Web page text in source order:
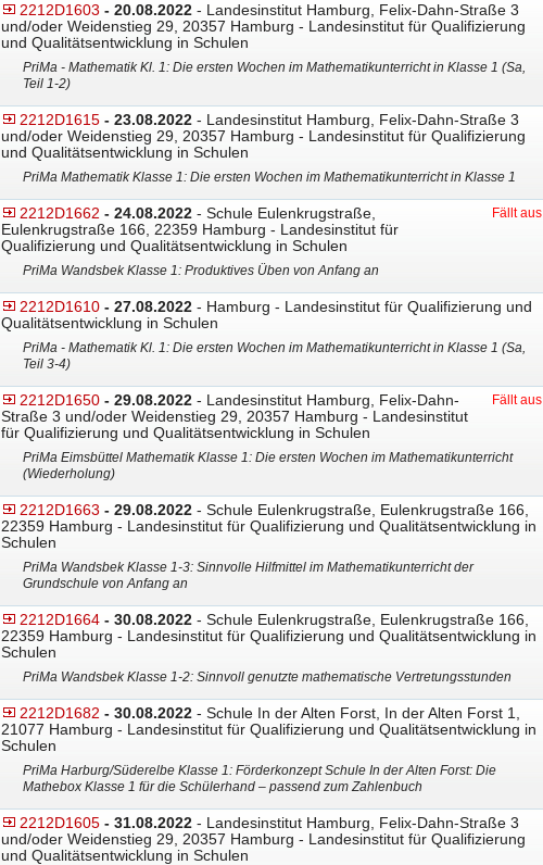
2212D1603 - 20.08.2022- Landesinstitut Hamburg, Felix-Dahn-Straße 3
und/oder Weidenstieg 29, 20357 Hamburg - Landesinstitut für Qualifizierung
und Qualitätsentwicklung in Schulen
PriMa - Mathematik Kl. 1: Die ersten Wochen im Mathematikunterricht in Klasse 1 (Sa,
Teil 1-2)
2212D1615 - 23.08.2022- Landesinstitut Hamburg, Felix-Dahn-Straße 3
und/oder Weidenstieg 29, 20357 Hamburg - Landesinstitut für Qualifizierung
und Qualitätsentwicklung in Schulen
PriMa Mathematik Klasse 1: Die ersten Wochen im Mathematikunterricht in Klasse 1
2212D1662 - 24.08.2022- Schule Eulenkrugstraße,
Eulenkrugstraße 166, 22359 Hamburg - Landesinstitut für
Qualifizierung und Qualitätsentwicklung in Schulen
Fällt aus
PriMa Wandsbek Klasse 1: Produktives Üben von Anfang an
2212D1610 - 27.08.2022- Hamburg - Landesinstitut für Qualifizierung und
Qualitätsentwicklung in Schulen
PriMa - Mathematik Kl. 1: Die ersten Wochen im Mathematikunterricht in Klasse 1 (Sa,
Teil 3-4)
2212D1650 - 29.08.2022- Landesinstitut Hamburg, Felix-Dahn-
Straße 3 und/oder Weidenstieg 29, 20357 Hamburg - Landesinstitut
für Qualifizierung und Qualitätsentwicklung in Schulen
Fällt aus
PriMa Eimsbüttel Mathematik Klasse 1: Die ersten Wochen im Mathematikunterricht
(Wiederholung)
2212D1663 - 29.08.2022- Schule Eulenkrugstraße, Eulenkrugstraße 166,
22359 Hamburg - Landesinstitut für Qualifizierung und Qualitätsentwicklung in
Schulen
PriMa Wandsbek Klasse 1-3: Sinnvolle Hilfmittel im Mathematikunterricht der
Grundschule von Anfang an
2212D1664 - 30.08.2022- Schule Eulenkrugstraße, Eulenkrugstraße 166,
22359 Hamburg - Landesinstitut für Qualifizierung und Qualitätsentwicklung in
Schulen
PriMa Wandsbek Klasse 1-2: Sinnvoll genutzte mathematische Vertretungsstunden
2212D1682 - 30.08.2022- Schule In der Alten Forst, In der Alten Forst 1,
21077 Hamburg - Landesinstitut für Qualifizierung und Qualitätsentwicklung in
Schulen
PriMa Harburg/Süderelbe Klasse 1: Förderkonzept Schule In der Alten Forst: Die
Mathebox Klasse 1 für die Schülerhand – passend zum Zahlenbuch
2212D1605 - 31.08.2022- Landesinstitut Hamburg, Felix-Dahn-Straße 3
und/oder Weidenstieg 29, 20357 Hamburg - Landesinstitut für Qualifizierung
und Qualitätsentwicklung in Schulen